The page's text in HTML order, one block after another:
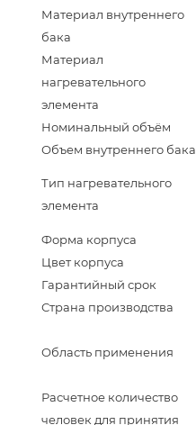
Материал внутреннего
бака
Материал
нагревательного
элемента
Номинальный объём
Объем внутреннего бака
Тип нагревательного
элемента
Форма корпуса
Цвет корпуса
Гарантийный срок
Страна производства
Область применения
Расчетное количество
человек для принятия